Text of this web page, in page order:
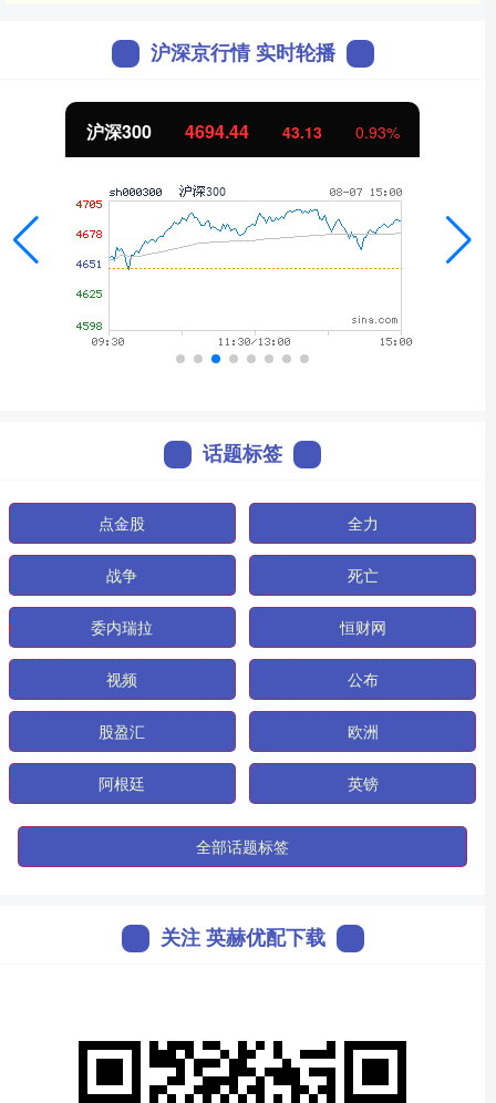
沪深京行情 实时轮播
沪深300 4694.44 43.13 0.93%
话题标签
点金股 全力
战争 死亡
委内瑞拉 恒财网
视频 公布
股盈汇 欧洲
阿根廷 英镑
全部话题标签
关注 英赫优配下载